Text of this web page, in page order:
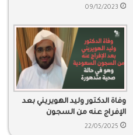
السعودية في السويد
09/12/2023
وفاة الدكتور وليد الهويريني بعد
الإفراج عنه من السجون
السعودية وهو في حالة صحية
22/05/2025